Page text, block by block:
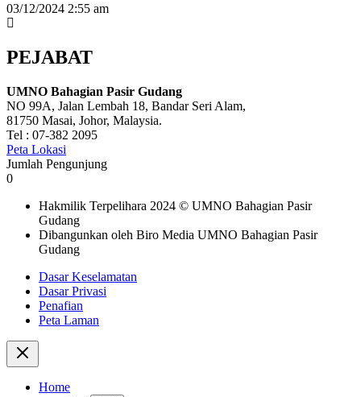
03/12/2024 2:55 am
PEJABAT
UMNO Bahagian Pasir Gudang
NO 99A, Jalan Lembah 18, Bandar Seri Alam,
81750 Masai, Johor, Malaysia.
Tel : 07-382 2095
Peta Lokasi
Jumlah Pengunjung
0
Hakmilik Terpelihara 2024 © UMNO Bahagian Pasir
Gudang
Dibangunkan oleh Biro Media UMNO Bahagian Pasir
Gudang
Dasar Keselamatan
Dasar Privasi
Penafian
Peta Laman
Home